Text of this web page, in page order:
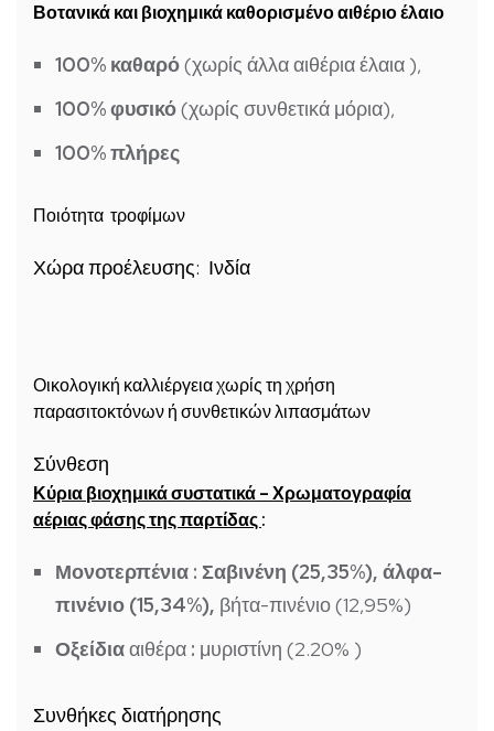
Βοτανικά και βιοχημικά καθορισμένο αιθέριο έλαιο
100% καθαρό(χωρίς άλλα αιθέρια έλαια ),
100% φυσικό(χωρίς συνθετικά μόρια),
100% πλήρες
Ποιότητα τροφίμων
Χώρα προέλευσης: Ινδία
Οικολογική καλλιέργεια χωρίς τη χρήση
παρασιτοκτόνων ή συνθετικών λιπασμάτων
Σύνθεση
Κύρια βιοχημικά συστατικά – Χρωματογραφία
αέριας φάσης της παρτίδας:
Μονοτερπένια : Σαβινένη (25,35%), άλφα-
πινένιο (15,34%), βήτα-πινένιο (12,95%)
Οξείδιααιθέρα : μυριστίνη (2.20% )
Συνθήκες διατήρησης